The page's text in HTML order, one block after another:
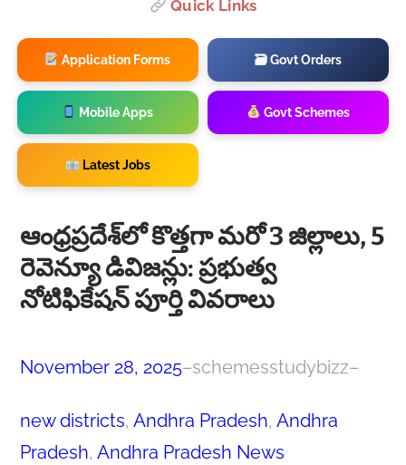
Quick Links
Application Forms 🗃 Govt Orders
Mobile Apps Govt Schemes
Latest Jobs
ఆంధ్రప్రదేశ్‌లో కొత్తగా మరో 3 జిల్లాలు, 5
రెవెన్యూ డివిజన్లు: ప్రభుత్వ
నోటిఫికేషన్ పూర్తి వివరాలు
November 28, 2025–schemesstudybizz–
new districts, Andhra Pradesh, Andhra
Pradesh, Andhra Pradesh News